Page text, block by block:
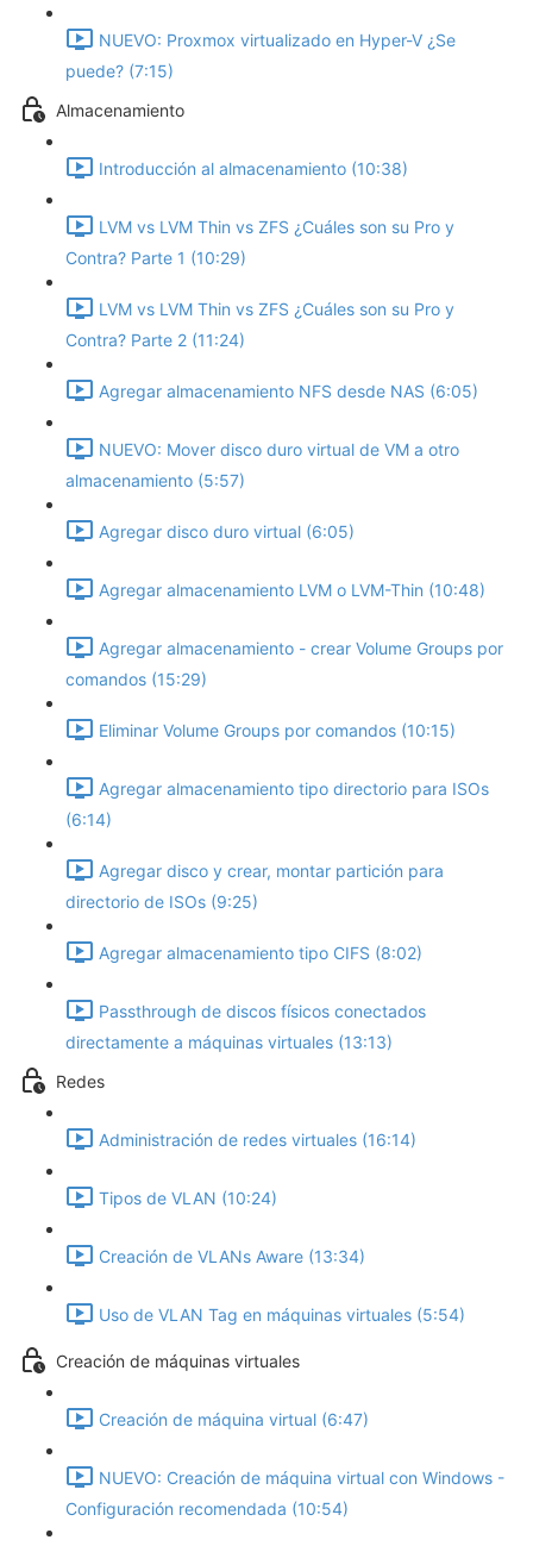
NUEVO: Proxmox virtualizado en Hyper-V ¿Se
puede? (7:15)
Almacenamiento
Introducción al almacenamiento (10:38)
LVM vs LVM Thin vs ZFS ¿Cuáles son su Pro y
Contra? Parte 1 (10:29)
LVM vs LVM Thin vs ZFS ¿Cuáles son su Pro y
Contra? Parte 2 (11:24)
Agregar almacenamiento NFS desde NAS (6:05)
NUEVO: Mover disco duro virtual de VM a otro
almacenamiento (5:57)
Agregar disco duro virtual (6:05)
Agregar almacenamiento LVM o LVM-Thin (10:48)
Agregar almacenamiento - crear Volume Groups por
comandos (15:29)
Eliminar Volume Groups por comandos (10:15)
Agregar almacenamiento tipo directorio para ISOs
(6:14)
Agregar disco y crear, montar partición para
directorio de ISOs (9:25)
Agregar almacenamiento tipo CIFS (8:02)
Passthrough de discos físicos conectados
directamente a máquinas virtuales (13:13)
Redes
Administración de redes virtuales (16:14)
Tipos de VLAN (10:24)
Creación de VLANs Aware (13:34)
Uso de VLAN Tag en máquinas virtuales (5:54)
Creación de máquinas virtuales
Creación de máquina virtual (6:47)
NUEVO: Creación de máquina virtual con Windows -
Configuración recomendada (10:54)